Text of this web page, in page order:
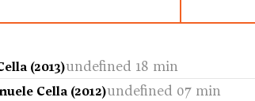
(2013)undefined 18 min
Cella (2012)undefined 07 min